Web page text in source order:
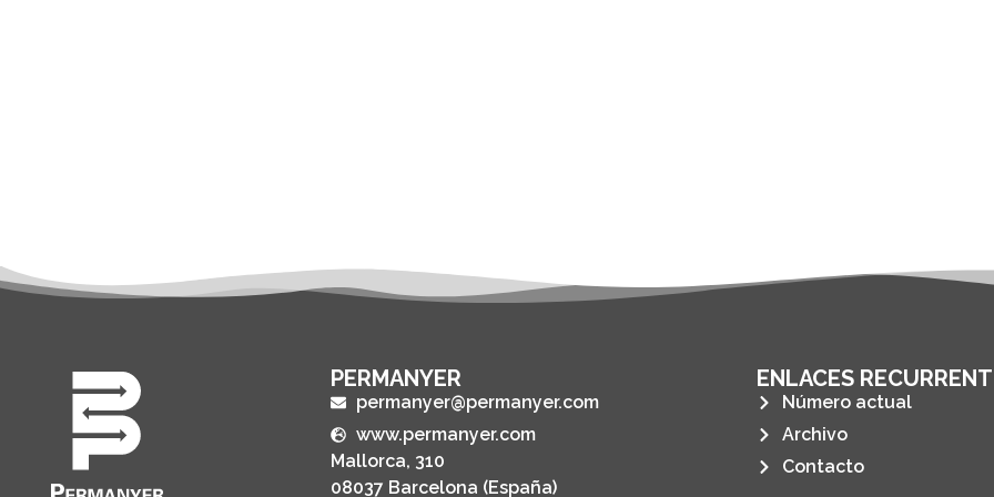
PERMANYER
permanyer@permanyer.com
www.permanyer.com
Mallorca, 310
08037 Barcelona (España)
ENLACES
Número actual
Archivo
Contacto